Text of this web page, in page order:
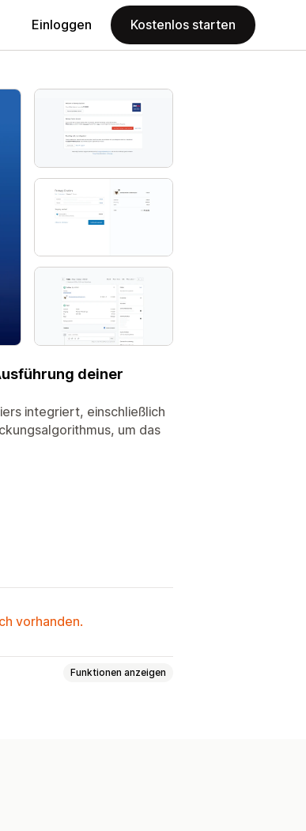
Einloggen Kostenlos starten
deiner
integriert, einschließlich
um das
vorhanden.
Funktionen anzeigen